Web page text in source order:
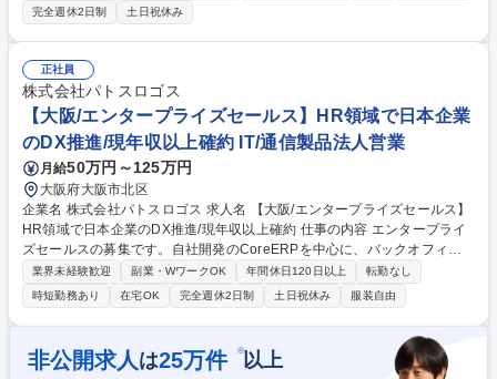
ら、組織の業務効率化や仕組みづくりを推進をお任せします。 ＜業務内容
＞●輸出業務の管理・取りまとめ ●受発注処理、出荷手配、船積書類作
成・管理 ●フォワーダーとの調整業務●海外顧客/現地法人との英語でメー
ル対応 ●社内（営業・生産・物流）との調整業務 ●ERP／海外システムの
運用・改善提案 ●将来的なERP刷新に向けた業務整理・改善推進 募集職種
【海外営業｜輸出入管理】分析用濾紙国内シェア80％｜年休123日/残業月
20H以下
完全週休2日制
土日祝休み
正社員
株式会社パトスロゴス
【大阪/エンタープライズセールス】HR領域で日本企業
のDX推進/現年収以上確約 IT/通信製品法人営業
月給50万円～125万円
大阪府大阪市北区
企業名 株式会社パトスロゴス 求人名 【大阪/エンタープライズセールス】
HR領域で日本企業のDX推進/現年収以上確約 仕事の内容 エンタープライ
ズセールスの募集です。自社開発のCoreERPを中心に、バックオフィス
業務に必要となる関連SaaS製品を用いリードの獲得からお客様の課題ヒ
アリング、ソリューション企画/提案/契約締結までお任せ。 当社はエンタ
ープライズセールスに特化しており、モデル型のようにインサイド/フィー
ルドセールスといった役割分担は行わず、1社に対し複数名でアプローチ
を行います。エンタープライズかつ広範なHR領域への提案のため、相対
するステークホルダーの人数も数十名規模に上り、受注までのリードタイ
業界未経験歓迎 副業・WワークOK 年間休日120日以上
転勤なし
時短勤務あり
在宅OK 完全週休2日制 土日祝休み 服装自由
非公開求人 は25万件 ※以上